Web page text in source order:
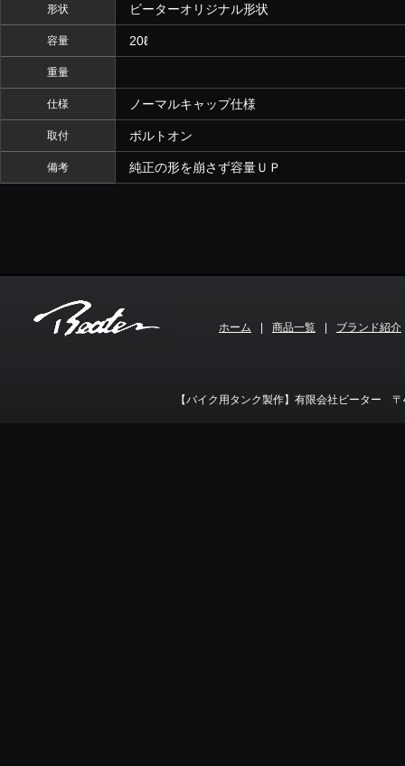
形状 ビーターオリジナル形状
容量 20ℓ
重量
仕様 ノーマルキャップ仕様
取付 ボルトオン
備考 純正の形を崩さず容量ＵＰ
ホーム | 商品一覧 | ブランド紹介
【バイク用タンク製作】有限会社ビーター